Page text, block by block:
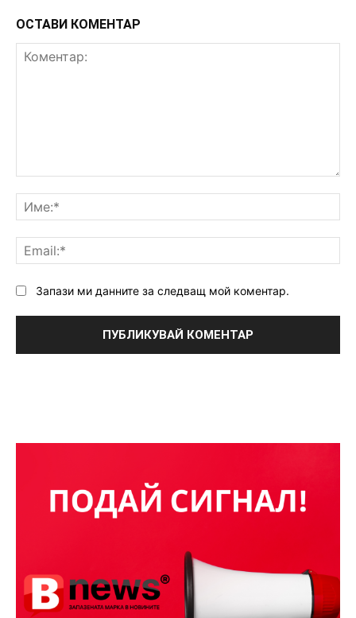
ОСТАВИ КОМЕНТАР
Запази ми данните за следващ мой коментар.